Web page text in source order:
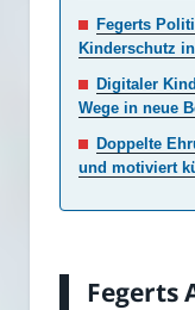
Fegerts
Kinderschutz
Digitaler
Wege in neue
Doppelte
und motiviert
Fegerts